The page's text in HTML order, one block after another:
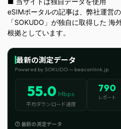
eSIMポータルの記事は、弊社運営
「SOKUDO」が独自に取得した 海
根拠としています。